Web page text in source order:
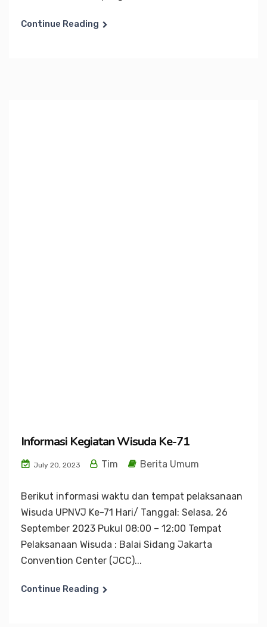
Continue Reading
Informasi Kegiatan Wisuda Ke-71
July 20, 2023 Tim Berita Umum
Berikut informasi waktu dan tempat pelaksanaan
Wisuda UPNVJ Ke-71 Hari/ Tanggal: Selasa, 26
September 2023 Pukul 08:00 – 12:00 Tempat
Pelaksanaan Wisuda : Balai Sidang Jakarta
Convention Center (JCC)...
Continue Reading